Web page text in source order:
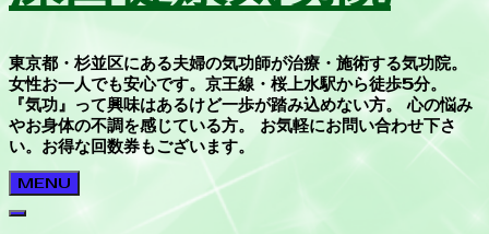
東京都・杉並区にある夫婦の気功師が治療・施術する気功院。
女性お一人でも安心です。京王線・桜上水駅から徒歩5分。
『気功』って興味はあるけど一歩が踏み込めない方。 心の悩み
やお身体の不調を感じている方。 お気軽にお問い合わせ下さ
い。お得な回数券もございます。
MENU